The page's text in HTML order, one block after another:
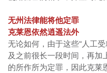
无州法律能将他定罪
克莱恩依然逍遥法外
无论如何，由于这些“人工
及之前很长一段时间，再加
的所作所为定罪，因此克莱